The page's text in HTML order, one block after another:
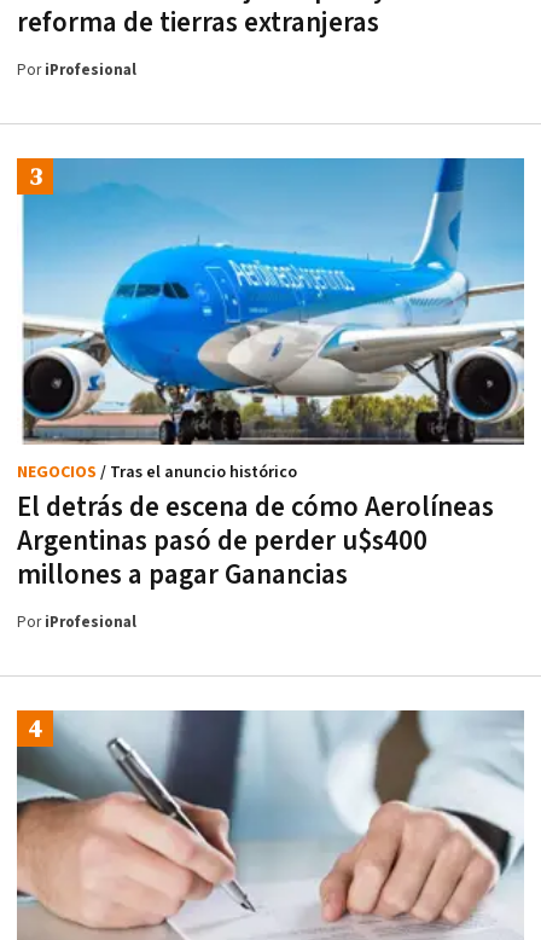
reforma de tierras extranjeras
PoriProfesional
El detrás de escena de cómo Aerolíneas
Argentinas pasó de perder u$s400
millones a pagar Ganancias
NEGOCIOS / Tras el anuncio histórico
PoriProfesional